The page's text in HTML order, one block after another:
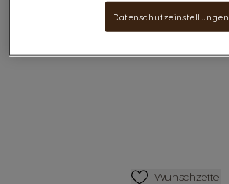
The price depends on the chosen options
Wunschliste
Wunschzettel
Datenschutzeinstellungen